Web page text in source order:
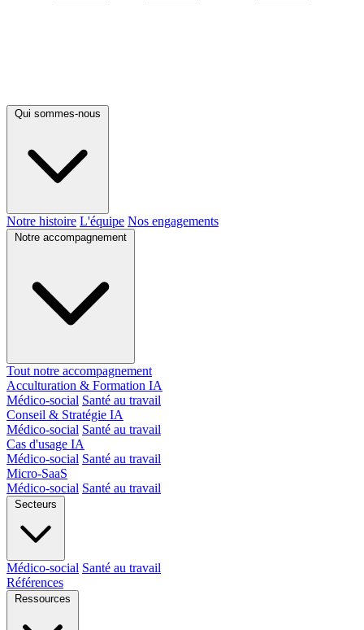
Qui sommes-nous
Notre histoire L'équipe Nos engagements
Notre accompagnement
Tout notre accompagnement
Acculturation & Formation IA
Médico-social Santé au travail
Conseil & Stratégie IA
Médico-social Santé au travail
Cas d'usage IA
Médico-social Santé au travail
Micro-SaaS
Médico-social Santé au travail
Secteurs
Médico-social Santé au travail
Références
Ressources